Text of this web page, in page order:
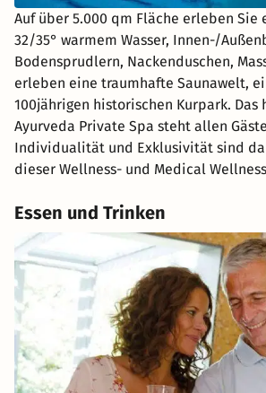
Auf über 5.000 qm Fläche erleben
32/35° warmem Wasser, Innen-/
Bodensprudlern, Nackenduschen,
erleben eine traumhafte Saunawelt,
100jährigen historischen Kurpark. Das
Ayurveda Private Spa steht allen
Individualität und Exklusivität sind
dieser Wellness- und Medical
Essen und Trinken